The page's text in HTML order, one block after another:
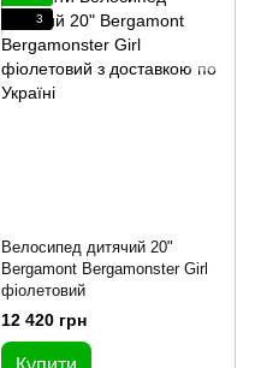
3
Велосипед дитячий 20"
Bergamont Bergamonster Girl
фіолетовий
12 420 грн